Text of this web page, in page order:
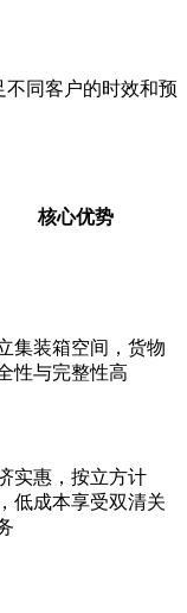
同客户的时效和预
核心优势
集装箱空间，货物
性与完整性高
实惠，按立方计
低成本享受双清关